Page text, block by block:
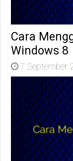
Cara
Windows 8
7 September